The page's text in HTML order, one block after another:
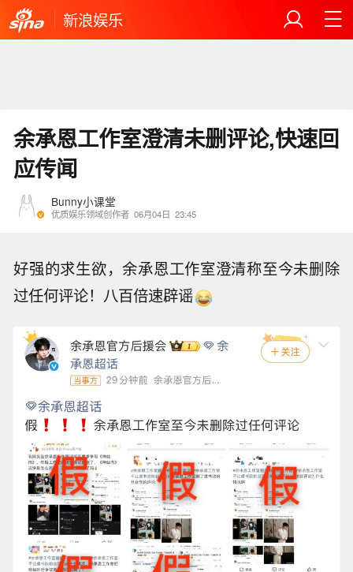
新浪娱乐
余承恩工作室澄清未删评论,快速回
应传闻
Bunny小课堂
优质娱乐领域创作者 06月04日 23:45
好强的求生欲，余承恩工作室澄清称至今未删除
过任何评论！八百倍速辟谣